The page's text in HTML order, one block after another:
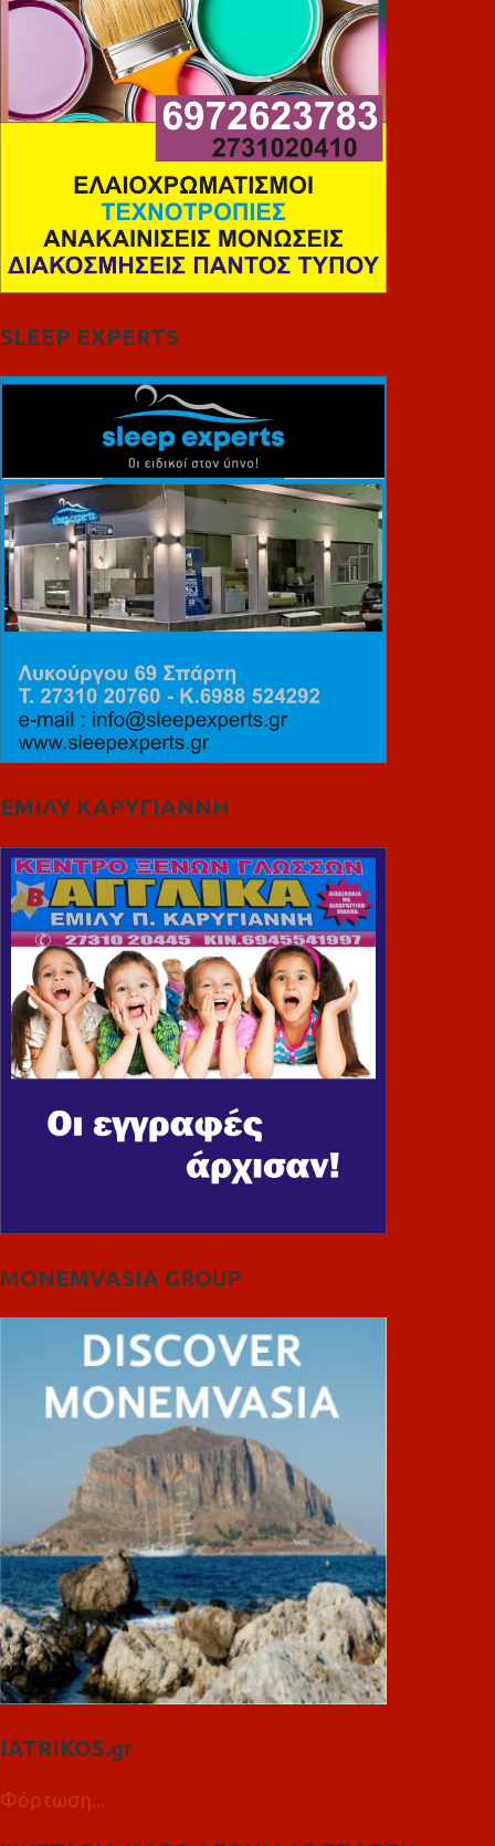
SLEEP EXPERTS
ΕΜΙΛΥ ΚΑΡΥΓΙΑΝΝΗ
MONEMVASIA GROUP
IATRIKOS.gr
Φόρτωση...